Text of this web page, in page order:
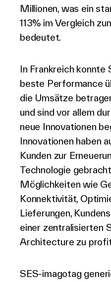
Millionen, was ein
113% im Vergleich
bedeutet.
In Frankreich konnte
beste Performance
die Umsätze
und sind vor allem
neue Innovationen
Innovationen haben
Kunden zur
Technologie
Möglichkeiten wie
Konnektivität,
Lieferungen,
einer zentralisierten
Architecture zu
SES-imagotag